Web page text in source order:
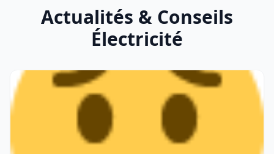
Actualités & Conseils
Électricité